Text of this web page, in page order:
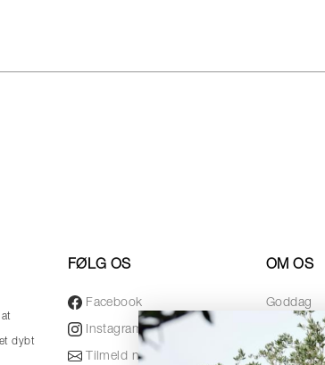
dybt
FØLG OS
Facebook
Instagram
Tilmeld nyhedsbrev
OM OS
Goddag
Designere
Awards